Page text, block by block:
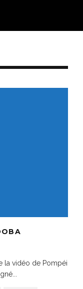
la vidéo de Pompéi